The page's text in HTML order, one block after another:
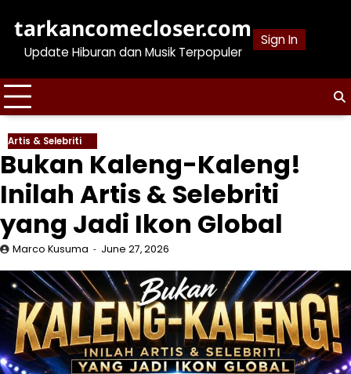
content
tarkancomecloser.com
Update Hiburan dan Musik Terpopuler
Sign In
Artis & Selebriti
Bukan Kaleng-Kaleng!
Inilah Artis & Selebriti
yang Jadi Ikon Global
Marco Kusuma June 27, 2026